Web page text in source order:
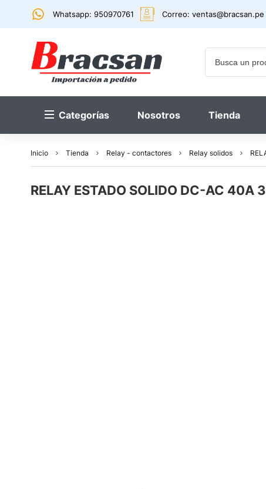
Whatsapp: 950970761 Correo: ventas@bracsan.pe
Categorías Nosotros Tienda
Inicio Tienda Relay - contactores Relay solidos
RELAY ESTADO SOLIDO DC-AC